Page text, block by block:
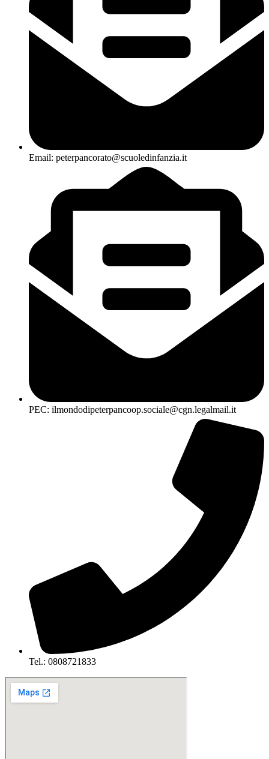
Email: peterpancorato@scuoledinfanzia.it
PEC: ilmondodipeterpancoop.sociale@cgn.legalmail.it
Tel.: 0808721833